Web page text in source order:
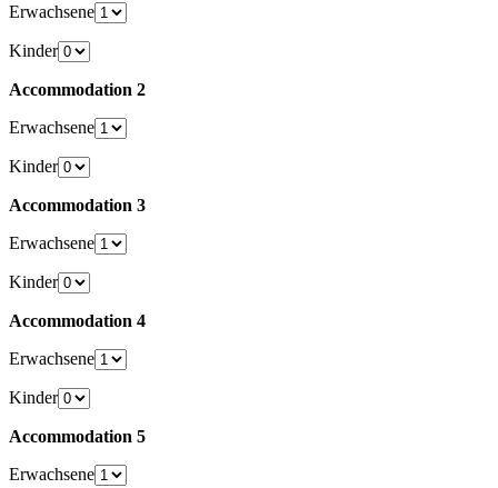
Erwachsene
Kinder
Accommodation 2
Erwachsene
Kinder
Accommodation 3
Erwachsene
Kinder
Accommodation 4
Erwachsene
Kinder
Accommodation 5
Erwachsene